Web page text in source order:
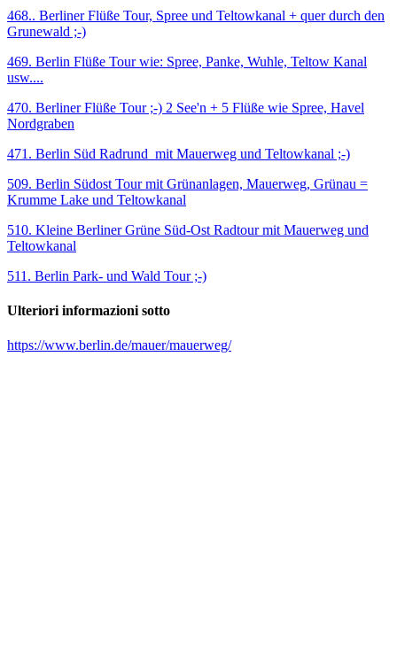
468.. Berliner Flüße Tour, Spree und Teltowkanal + quer durch den
Grunewald ;-)
469. Berlin Flüße Tour wie: Spree, Panke, Wuhle, Teltow Kanal
usw....
470. Berliner Flüße Tour ;-) 2 See'n + 5 Flüße wie Spree, Havel
Nordgraben
471. Berlin Süd Radrund mit Mauerweg und Teltowkanal ;-)
509. Berlin Südost Tour mit Grünanlagen, Mauerweg, Grünau =
Krumme Lake und Teltowkanal
510. Kleine Berliner Grüne Süd-Ost Radtour mit Mauerweg und
Teltowkanal
511. Berlin Park- und Wald Tour ;-)
Ulteriori informazioni sotto
https://www.berlin.de/mauer/mauerweg/